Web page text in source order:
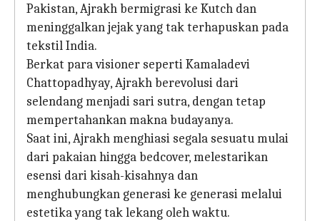
Pakistan, Ajrakh bermigrasi ke Kutch dan
meninggalkan jejak yang tak terhapuskan pada
tekstil India.
Berkat para visioner seperti Kamaladevi
Chattopadhyay, Ajrakh berevolusi dari
selendang menjadi sari sutra, dengan tetap
mempertahankan makna budayanya.
Saat ini, Ajrakh menghiasi segala sesuatu mulai
dari pakaian hingga bedcover, melestarikan
esensi dari kisah-kisahnya dan
menghubungkan generasi ke generasi melalui
estetika yang tak lekang oleh waktu.